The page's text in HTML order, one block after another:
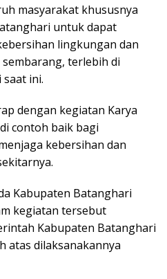
masyarakat khususnya
untuk dapat
lingkungan dan
terlebih di
ini.
dengan kegiatan Karya
contoh baik bagi
kebersihan dan
Kabupaten Batanghari
kegiatan tersebut
Kabupaten Batanghari
atas dilaksanakannya